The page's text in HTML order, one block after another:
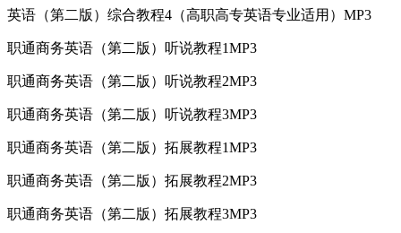
英语（第二版）综合教程4（高职高专英语专业适用）MP3
职通商务英语（第二版）听说教程1MP3
职通商务英语（第二版）听说教程2MP3
职通商务英语（第二版）听说教程3MP3
职通商务英语（第二版）拓展教程1MP3
职通商务英语（第二版）拓展教程2MP3
职通商务英语（第二版）拓展教程3MP3